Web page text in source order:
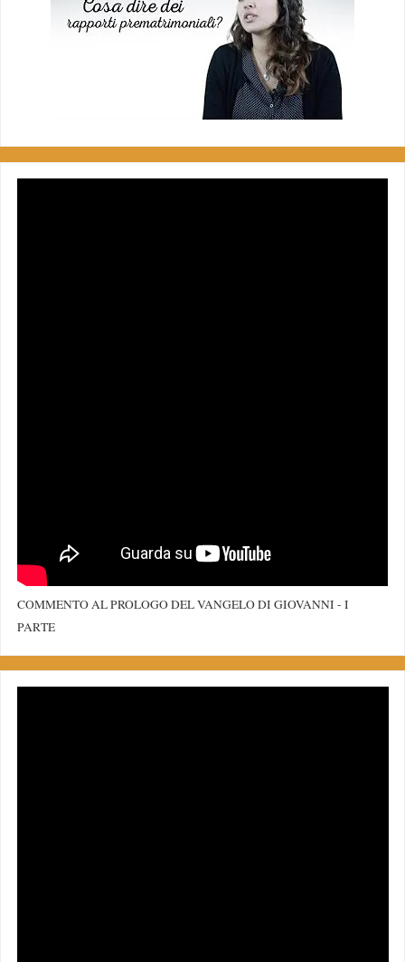
COMMENTO AL PROLOGO DEL VANGELO DI GIOVANNI - I
PARTE